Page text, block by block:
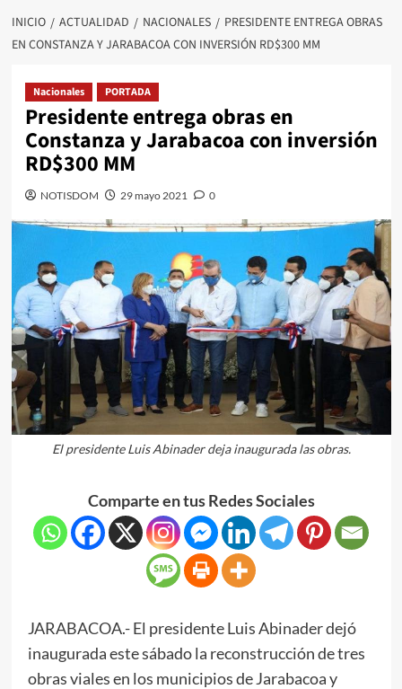
INICIO ACTUALIDAD NACIONALES
PRESIDENTE ENTREGA OBRAS
EN CONSTANZA Y JARABACOA CON INVERSIÓN RD$300 MM
Nacionales PORTADA
Presidente entrega obras en
Constanza y Jarabacoa con inversión
RD$300 MM
NOTISDOM 29 mayo 2021 0
El presidente Luis Abinader deja inaugurada las obras.
Comparte en tus Redes Sociales
JARABACOA.- El presidente Luis Abinader dejó
inaugurada este sábado la reconstrucción de tres
obras viales en los municipios de Jarabacoa y